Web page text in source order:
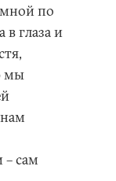
по
в глаза и
мы
сам